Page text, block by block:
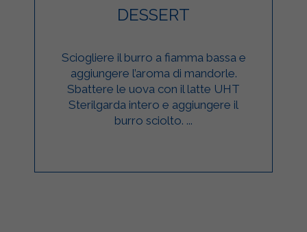
DESSERT
Sciogliere il burro a fiamma bassa e
aggiungere l’aroma di mandorle.
Sbattere le uova con il latte UHT
Sterilgarda intero e aggiungere il
burro sciolto. ...